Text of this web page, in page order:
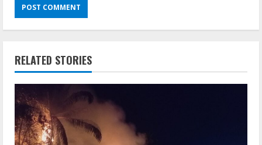
RELATED STORIES